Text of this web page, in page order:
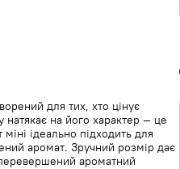
для тих, хто цінує
натякає на його характер — це
ідеально підходить для
аромат. Зручний розмір дає
ароматний